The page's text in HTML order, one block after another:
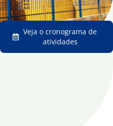
Veja o cronograma de
atividades